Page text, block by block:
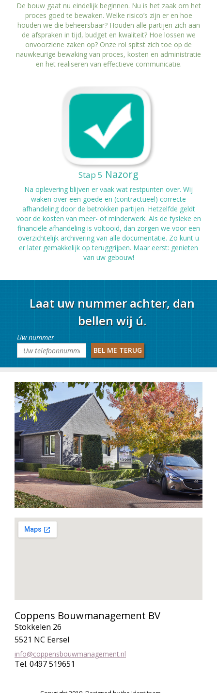
De bouw gaat nu eindelijk beginnen. Nu is het zaak om het
proces goed te bewaken. Welke risico’s zijn er en hoe
houden we die beheersbaar? Houden alle partijen zich aan
de afspraken in tijd, budget en kwaliteit? Hoe lossen we
onvoorziene zaken op? Onze rol spitst zich toe op de
nauwkeurige bewaking van proces, kosten en administratie
en het realiseren van effectieve communicatie.
Stap 5 Nazorg
Na oplevering blijven er vaak wat restpunten over. Wij
waken over een goede en (contractueel) correcte
afhandeling door de betrokken partijen. Hetzelfde geldt
voor de kosten van meer- of minderwerk. Als de fysieke en
financiële afhandeling is voltooid, dan zorgen we voor een
overzichtelijk archivering van alle documentatie. Zo kunt u
er later gemakkelijk op teruggrijpen. Maar eerst: genieten
van uw gebouw!
Laat uw nummer achter, dan
bellen wij ú.
Uw nummer
Coppens Bouwmanagement BV
Stokkelen 26
5521 NC Eersel
info@coppensbouwmanagement.nl
Tel. 0497 519651